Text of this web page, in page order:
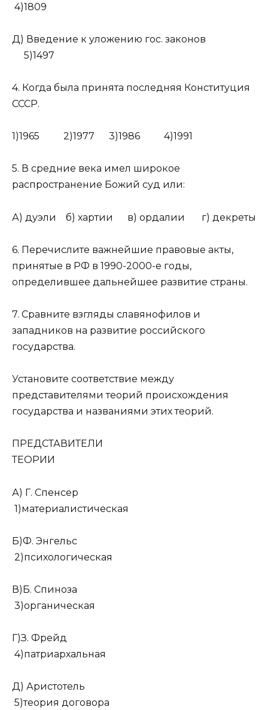
4)1809
Д) Введение к уложению гос. законов
5)1497
4. Когда была принята последняя Конституция
СССР.
1)1965 2)1977 3)1986 4)1991
5. В средние века имел широкое
распространение Божий суд или:
А) дуэли б) хартии в) ордалии г) декреты
6. Перечислите важнейшие правовые акты,
принятые в РФ в 1990-2000-е годы,
определившее дальнейшее развитие страны.
7. Сравните взгляды славянофилов и
западников на развитие российского
государства.
Установите соответствие между
представителями теорий происхождения
государства и названиями этих теорий.
ПРЕДСТАВИТЕЛИ
ТЕОРИИ
А) Г. Спенсер
1)материалистическая
Б)Ф. Энгельс
2)психологическая
В)Б. Спиноза
3)органическая
Г)З. Фрейд
4)патриархальная
Д) Аристотель
5)теория договора